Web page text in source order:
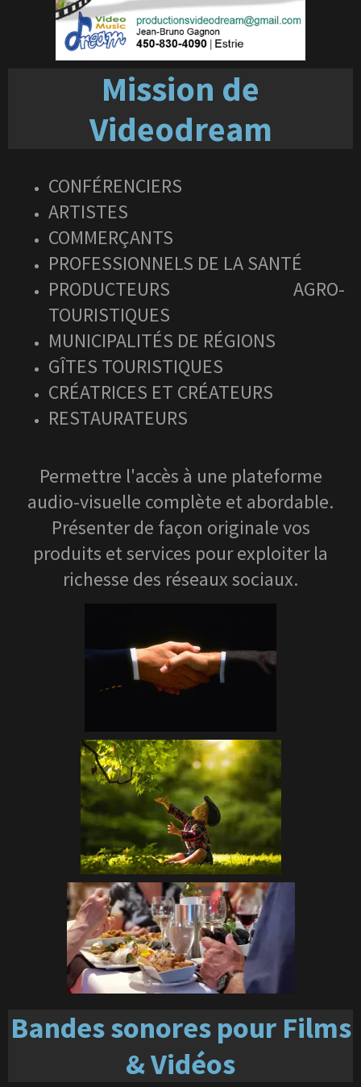
Mission de
Videodream
CONFÉRENCIERS
ARTISTES
COMMERÇANTS
PROFESSIONNELS DE LA SANTÉ
PRODUCTEURS AGRO-
TOURISTIQUES
MUNICIPALITÉS DE RÉGIONS
GÎTES TOURISTIQUES
CRÉATRICES ET CRÉATEURS
RESTAURATEURS
Permettre l'accès à une plateforme
audio-visuelle complète et abordable.
Présenter de façon originale vos
produits et services pour exploiter la
richesse des réseaux sociaux.
Bandes sonores pour Films
& Vidéos